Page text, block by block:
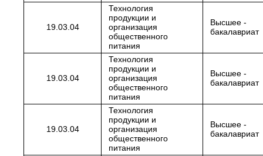
19.03.04
Технология
продукции и
организация
общественного
питания
Высшее -
бакалавриат
19.03.04
Технология
продукции и
организация
общественного
питания
Высшее -
бакалавриат
19.03.04
Технология
продукции и
организация
общественного
питания
Высшее -
бакалавриат